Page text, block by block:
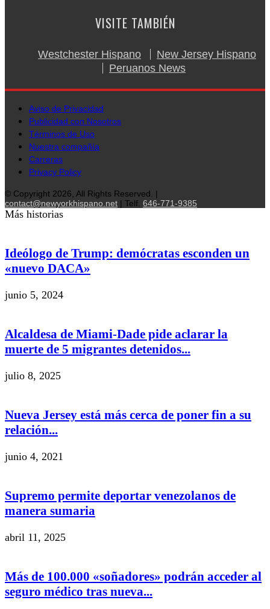
VISITE TAMBIÉN
Westchester Hispano
New Jersey Hispano
Peruanos News
Aviso de Privacidad
Publicidad con Nosotros
Términos de Uso
Nuestra compañía
Carreras
Privacy Policy
© Copyright 2026, All Rights Reserved. |
contact@newyorkhispano.net | Telf. 646-771-9385
Más historias
Ideólogo de Trump: demócratas esconden un
«nuevo DACA»
junio 5, 2024
Alcaldesa de Miami-Dade pide aclarar la
muerte de 5 migrantes detenidos...
julio 8, 2025
Nueva Jersey está más cerca de poner fin a su
relación...
junio 4, 2021
Supremo permite deportar venezolanos de
manera sumaria
abril 11, 2025
Más de 100.000 «soñadores» podrán acceder al
seguro médico tras nueva...